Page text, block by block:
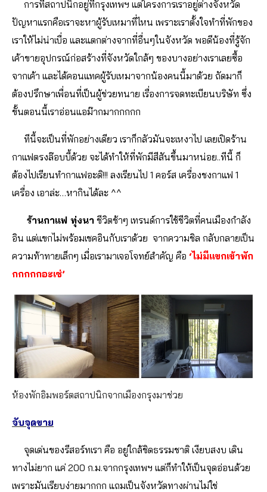
การที่สถาปนิกอยู่ที่กรุงเทพฯ แต่โครงการเราอยู่ต่างจังหวัด
ปัญหาแรกคือเราจะหาผู้รับเหมาที่ไหน เพราะเราตั้งใจทำที่พักของ
เราให้ไม่น่าเบื่อ และแตกต่างจากที่อื่นๆในจังหวัด พอดีน้องที่รู้จัก
เค้าขายอุปกรณ์ก่อสร้างที่จังหวัดใกล้ๆ ของบางอย่างเราเลยซื้อ
จากเค้า และได้คอนแทคผู้รับเหมาจากน้องคนนี้มาด้วย ถัดมาก็
ต้องปรึกษาเพื่อนที่เป็นผู้ช่วยทนาย เรื่องการจดทะเบียนบริษัท ซึ่ง
ขั้นตอนนี้เราอ่อนแอม๊ากมากกกกก
ทีนี้จะเป็นที่พักอย่างเดียว เราก็กลัวมันจะเหงาไป เลยเปิดร้าน
กาแฟตรงล๊อบบี้ด้วย จะได้ทำให้ที่พักมีสีสันขึ้นมาหน่อย..ทีนี้ ก็
ต้องไปเรียนทำกาแฟอะดิ!!! ลงเรียนไป 1 คอร์ส เครื่องชงกาแฟ 1
เครื่อง เอาล่ะ…หากินได้ละ ^^
ร้านกาแฟ ทุ่งนา ชีวิตช้าๆ เทรนด์การใช้ชีวิตที่คนเมืองกำลัง
อิน แต่แขกไม่พร้อมเชคอินกับเราด้วย จากความชิล กลับกลายเป็น
ความท้าทายเล็กๆ เมื่อเรามาเจอโจทย์สำคัญ คือ ‘ไม่มีแขกเข้าพัก
กกกกกอะเซ่’
ห้องพักอิมพอร์ตสถาปนิกจากเมืองกรุงมาช่วย
จับจุดขาย
จุดเด่นของรีสอร์ทเรา คือ อยู่ใกล้ชิดธรรมชาติ เงียบสงบ เดิน
ทางไม่ยาก แค่ 200 ก.ม.จากกรุงเทพฯ แต่ก็ทำให้เป็นจุดอ่อนด้วย
เพราะมันเรียบง่ายมากกก แถมเป็นจังหวัดทางผ่านไม่ใช่